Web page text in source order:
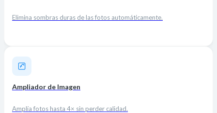
Elimina sombras duras de las fotos automáticamente.
Ampliador de Imagen
Amplía fotos hasta 4× sin perder calidad.